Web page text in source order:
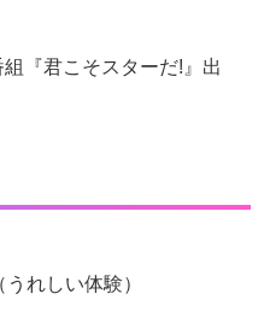
組『君こそスターだ!』出
れしい体験）